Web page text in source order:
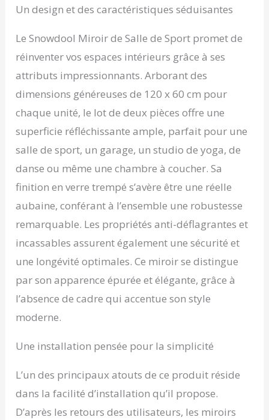
sport maison, chambres
ou studios de danse. 🔍
Design AméLioré Sans
Distorsion: Notre miroir
mural rectangulaire sans
cadre équipé de patins
anti-distorsion élimine
les déformations
d'image pendant le
yoga, le fitness ou la
danse (collage simple
entre panneaux). 🛡
Verre Trempé 4 MM: Ce
grand miroir intégral est
fabriqué en verre flotté
bords polis et aux coins
arrondis. Plus résistant
que le verre standard, il
est idéal pour les
maisons familiales, les
salles de sport très
fréquentées. 🔧
matériel et au guide
les garages, les salons,
les couloirs et les
douches. Miroir mural
indispensable pour les
Un design et des caractéristiques séduisantes
Le Snowdool Miroir de Salle de Sport promet de
réinventer vos espaces intérieurs grâce à ses
attributs impressionnants. Arborant des
dimensions généreuses de 120 x 60 cm pour
chaque unité, le lot de deux pièces offre une
superficie réfléchissante ample, parfait pour une
salle de sport, un garage, un studio de yoga, de
danse ou même une chambre à coucher. Sa
finition en verre trempé s’avère être une réelle
aubaine, conférant à l’ensemble une robustesse
remarquable. Les propriétés anti-déflagrantes et
incassables assurent également une sécurité et
une longévité optimales. Ce miroir se distingue
par son apparence épurée et élégante, grâce à
l’absence de cadre qui accentue son style
moderne.
Une installation pensée pour la simplicité
L’un des principaux atouts de ce produit réside
dans la facilité d’installation qu’il propose.
D’après les retours des utilisateurs, les miroirs